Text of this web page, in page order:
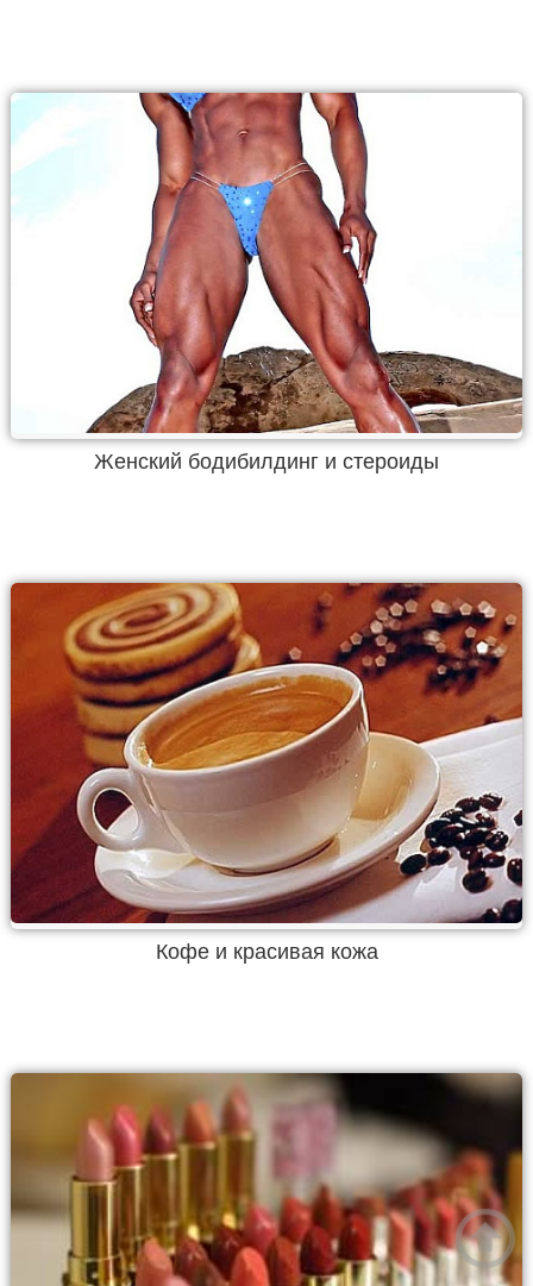
Женский бодибилдинг и стероиды
Кофе и красивая кожа